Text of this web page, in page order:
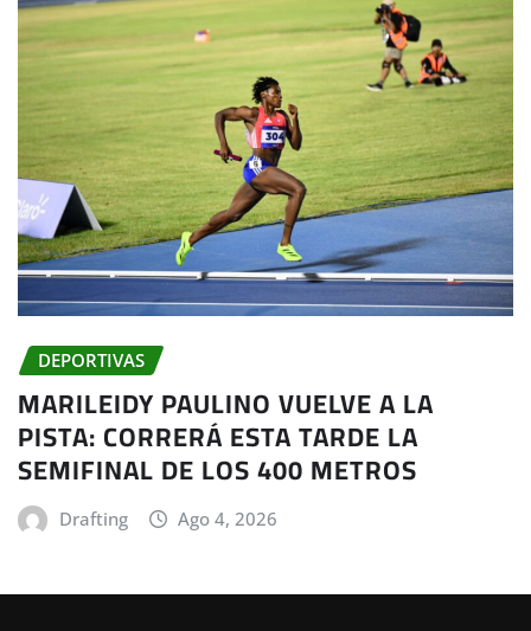
DEPORTIVAS
MARILEIDY PAULINO VUELVE A LA
PISTA: CORRERÁ ESTA TARDE LA
SEMIFINAL DE LOS 400 METROS
Drafting Ago 4, 2026